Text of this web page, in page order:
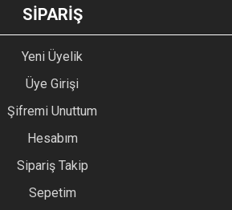
GÖNDER
SİPARİŞ
Yeni Üyelik
Üye Girişi
Şifremi Unuttum
Hesabım
Sipariş Takip
Sepetim